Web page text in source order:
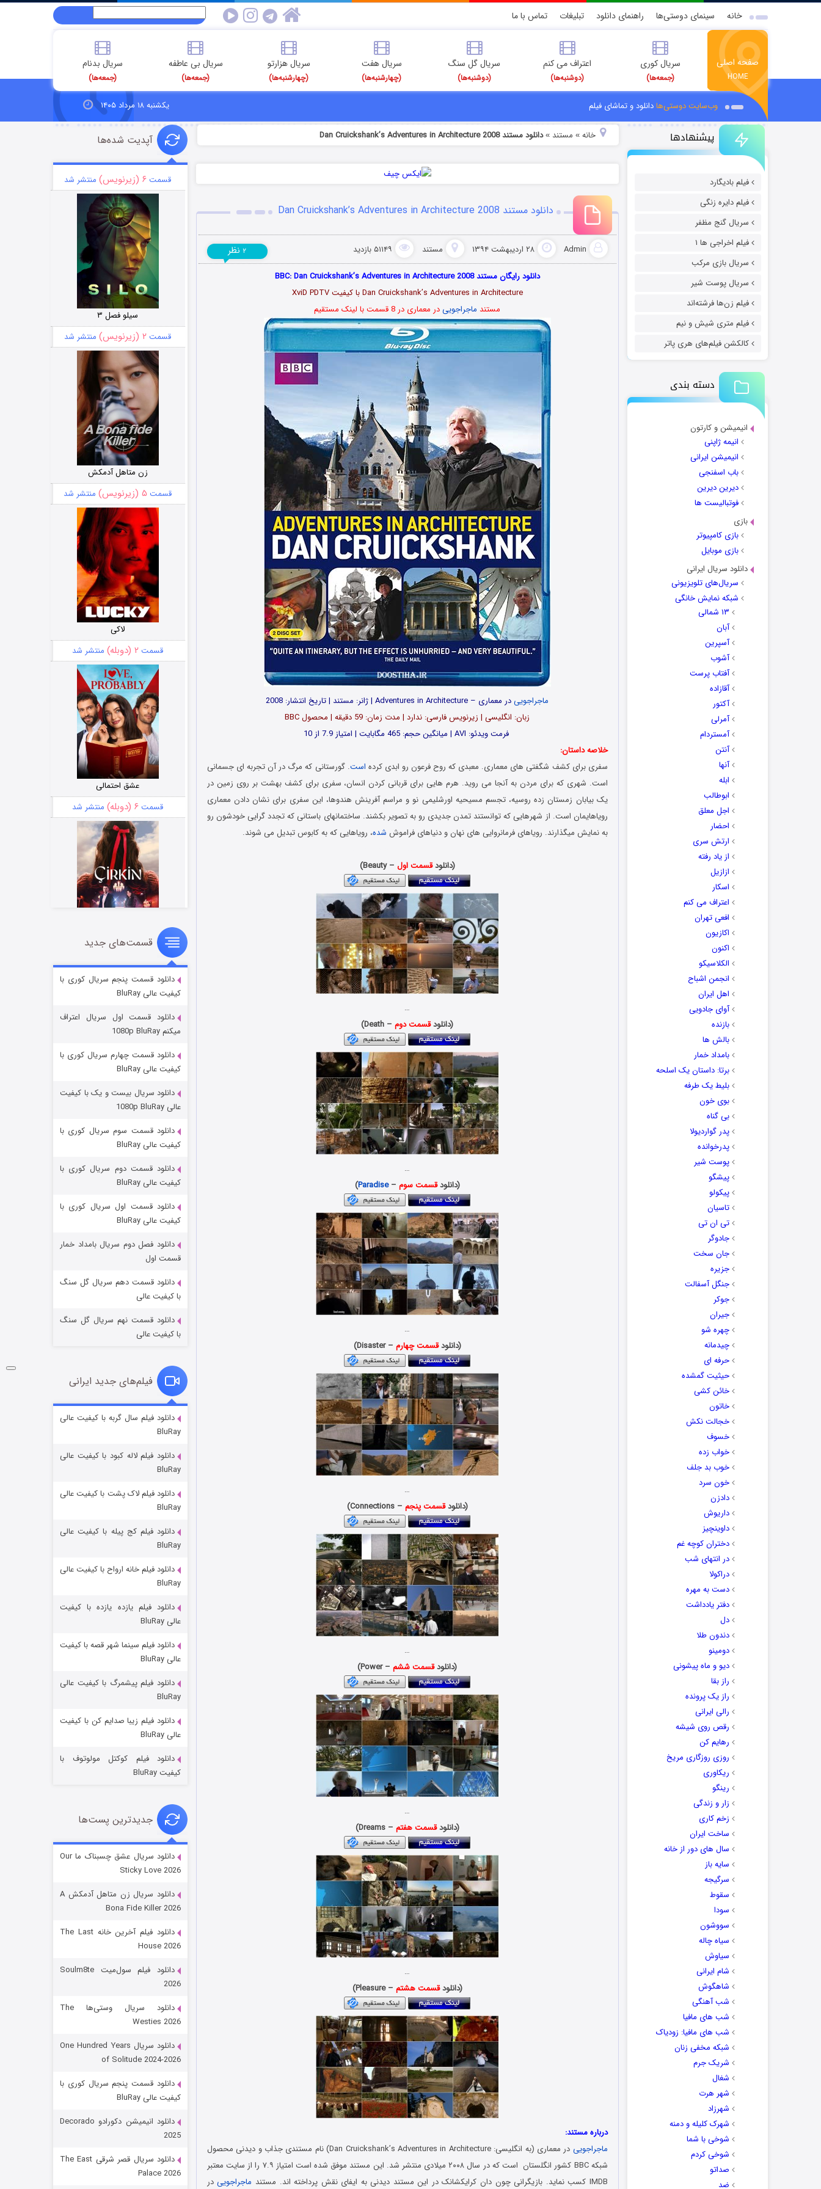
خانه سینمای دوستی‌ها راهنمای دانلود تبلیغات تماس با ما
صفحه اصلی
HOME
سریال کوری
(جمعه‌ها)
اعتراف می کنم
(دوشنبه‌ها)
سریال گل سنگ
(دوشنبه‌ها)
سریال هفت
(چهارشنبه‌ها)
سریال هزارتو
(چهارشنبه‌ها)
سریال بی عاطفه
(جمعه‌ها)
سریال بدنام
(جمعه‌ها)
وب‌سایت دوستی‌هادانلود و تماشای فیلم یکشنبه ۱۸ مرداد ۱۴۰۵
پیشنهادها
فیلم بادیگارد
فیلم دایره زنگی
سریال گنج مظفر
فیلم اخراجی ها ۱
سریال بازی مرکب
سریال پوست شیر
فیلم زن‌ها فرشته‌اند
فیلم متری شیش و نیم
کالکشن فیلم‌های هری پاتر
دسته بندی
انیمیشن و کارتون
انیمه ژاپنی
انیمیشن ایرانی
باب اسفنجی
دیرین دیرین
فوتبالیست ها
بازی
بازی کامپیوتر
بازی موبایل
دانلود سریال ایرانی
سریال‌های تلویزیونی
شبکه نمایش خانگی
۱۳ شمالی
آبان
آسپرین
آشوب
آفتاب پرست
آقازاده
آکتور
آمرلی
آمستردام
آنتن
آنها
ابله
ابوطالب
اجل معلق
احضار
ارتش سری
از یاد رفته
ازازیل
اسکار
اعتراف می کنم
افعی تهران
اکازیون
اکنون
الکلاسیکو
انجمن اشباح
اهل ایران
آوای جادویی
بازنده
بالش ها
بامداد خمار
برتا: داستان یک اسلحه
بلیط یک‌‌ طرفه
بوی خون
بی گناه
پدر گواردیولا
پدرخوانده
پوست شیر
پیشگو
پیکولو
تاسیان
تی ان تی
جادوگر
جان سخت
جزیره
جنگل آسفالت
جوکر
جیران
چهره شو
چیدمانه
حرفه ای
حیثیت گمشده
خائن کشی
خاتون
خجالت نکش
خسوف
خواب زده
خوب بد جلف
خون سرد
دادزن
داریوش
داوینچیز
دختران کوچه غم
در انتهای شب
دراکولا
دست به مهره
دفتر یادداشت
دل
دندون طلا
دومینو
دیو و ماه پیشونی
راز بقا
راز یک پرونده
رالی ایرانی
رقص روی شیشه
رهایم کن
روزی روزگاری مریخ
ریکاوری
رینگو
زار و زندگی
زخم کاری
ساخت ایران
سال های دور از خانه
سایه باز
سرگیجه
سقوط
سودا
سووشون
سیاه چاله
سیاوش
شام ایرانی
شاهگوش
شب آهنگی
شب های مافیا
شب های مافیا: زودیاک
شبکه مخفی زنان
شریک جرم
شغال
شهر هرت
شهرزاد
شهرک کلیله و دمنه
شوخی با شما
شوخی کردم
صداتو
ضد
خانه» مستند »دانلود مستند Dan Cruickshank’s Adventures in Architecture 2008
دانلود مستند Dan Cruickshank’s Adventures in Architecture 2008
Admin ۲۸ اردیبهشت ۱۳۹۴ مستند ۵۱۱۴۹ بازدید ۲ نظر
دانلود رایگان مستند BBC: Dan Cruickshank’s Adventures in Architecture 2008
Dan Cruickshank’s Adventures in Architecture با کیفیت XviD PDTV
مستند ماجراجوییدر معماری در 8 قسمت با لینک مستقیم
ماجراجوییدر معماری – Adventures in Architecture | ژانر: مستند | تاریخ انتشار: 2008
زبان: انگلیسی | زیرنویس فارسی: ندارد | مدت زمان: 59 دقیقه | محصول BBC
فرمت ویدئو: AVI | میانگین حجم: 465 مگابایت | امتیاز 7.9 از 10
خلاصه داستان:
سفری برای کشف شگفتی های معماری. معبدی که روح فرعون رو ابدی کرده است. گورستانی که مرگ در آن تجربه ای جسمانی
است. شهری که برای مردن به آنجا می روید. هرم هایی برای قربانی کردن انسان، سفری برای کشف بهشت بر روی زمین در
یک بیابان زمستان زده روسیه، تجسم مسیحیه اورشلیمی نو و مراسم آفرینش هندوها، این سفری برای نشان دادن معماری
رویاهایمان است. از شهرهایی که توانستند تمدن جدیدی رو به تصویر بکشند. ساختمانهای باستانی که تجدد گرایی خودشون رو
به نمایش میگذارند. رویاهای فرمانروایی های نهان و دنیاهای فراموش شده، رویاهایی که به کابوس تبدیل می شوند.
(دانلودقسمت اول – Beauty)
…
(دانلودقسمت دوم– Death)
…
(دانلودقسمت سوم –
Paradise
)
…
(دانلودقسمت چهارم – Disaster)
…
(دانلودقسمت پنجم – Connections)
…
(دانلودقسمت ششم– Power)
…
(دانلودقسمت هفتم – Dreams)
…
(دانلودقسمت هشتم – Pleasure)
درباره مستند:
ماجراجویی
در معماری (به انگلیسی: Dan Cruickshank’s Adventures in Architecture) نام مستندی جذاب و دیدنی محصول
شبکه BBC کشور انگلستان است که در سال ۲۰۰۸ میلادی منتشر شد. این مستند موفق شده است امتیاز ۷.۹ را از سایت معتبر
IMDB کسب نماید. بازیگرانی چون دان کرایکشانک در این مستند دیدنی به ایفای نقش پرداخته اند. مستند
ماجراجوییدر
آپدیت شده‌ها
قسمت ۶ (زیرنویس) منتشر شد
سیلو فصل ۳
قسمت ۲ (زیرنویس) منتشر شد
زن متاهل آدمکش
قسمت ۵ (زیرنویس) منتشر شد
لاکی
قسمت ۲ (دوبله) منتشر شد
عشق احتمالی
قسمت ۶ (دوبله) منتشر شد
سریال زشت
قسمت۵ (زیرنویس) منتشر شد
وستی ها
قسمت ۶ (زیرنویس) منتشر شد
فروشگاهی برای قاتلان فصل ۲
قسمت
شوهر
عملیات آپارتمان
قسمت۲ (زیرنویس)
شکست استوارت در نجات جهان
قسمت۷ (زیرنویس)
قسمت‌های جدید
دانلود قسمت پنجم سریال کوری با
کیفیت عالی BluRay
دانلود قسمت اول سریال اعتراف
میکنم 1080p BluRay
دانلود قسمت چهارم سریال کوری با
کیفیت عالی BluRay
دانلود سریال بیست و یک با کیفیت
عالی 1080p BluRay
دانلود قسمت سوم سریال کوری با
کیفیت عالی BluRay
دانلود قسمت دوم سریال کوری با
کیفیت عالی BluRay
دانلود قسمت اول سریال کوری با
کیفیت عالی BluRay
دانلود فصل دوم سریال بامداد خمار
قسمت اول
دانلود قسمت دهم سریال گل سنگ
با کیفیت عالی
دانلود قسمت نهم سریال گل سنگ
با کیفیت عالی
فیلم‌های جدید ایرانی
دانلود فیلم سال گربه با کیفیت عالی
BluRay
دانلود فیلم لاله کبود با کیفیت عالی
BluRay
دانلود فیلم لاک پشت با کیفیت عالی
BluRay
دانلود فیلم کج‌ پیله با کیفیت عالی
BluRay
دانلود فیلم خانه ارواح با کیفیت عالی
BluRay
دانلود فیلم یازده یازده با کیفیت
عالی BluRay
دانلود فیلم سینما شهر قصه با کیفیت
عالی BluRay
دانلود فیلم پیشمرگ با کیفیت عالی
BluRay
دانلود فیلم زیبا صدایم کن با کیفیت
عالی BluRay
دانلود فیلم کوکتل مولوتوف با
کیفیت BluRay
جدیدترین پست‌ها
دانلود سریال عشق چسبناک ما Our
Sticky Love 2026
دانلود سریال زن متاهل آدمکش A
Bona Fide Killer 2026
دانلود فیلم آخرین خانه The Last
House 2026
دانلود فیلم سول‌میت Soulm8te
2026
دانلود سریال وستی‌ها The
Westies 2026
دانلود سریال One Hundred Years
of Solitude 2024-2026
دانلود قسمت پنجم سریال کوری با
کیفیت عالی BluRay
دانلود انیمیشن دکورادو Decorado
2025
دانلود سریال قصر شرقی The East
Palace 2026